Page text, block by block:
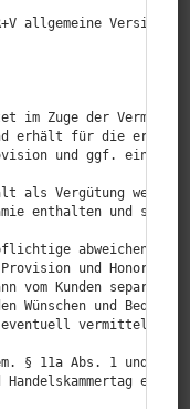
allgemeine
Zuge der
erhält für die
und ggf. eine
Vergütung weitere
enthalten und somit
abweichend mit
und Honorar
vom Kunden separat
und
eventuell vermittelt
§ 11a Abs. 1 und §
e.V.